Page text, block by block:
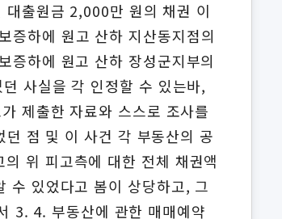
출원금 2,000만 원의 채권 이
하에 원고 산하 지산동지점의
하에 원고 산하 장성군지부의
사실을 각 인정할 수 있는바,
제출한 자료와 스스로 조사를
점 및 이 사건 각 부동산의 공
위 피고측에 대한 전체 채권액
수 있었다고 봄이 상당하고, 그
3. 4. 부동산에 관한 매매예약